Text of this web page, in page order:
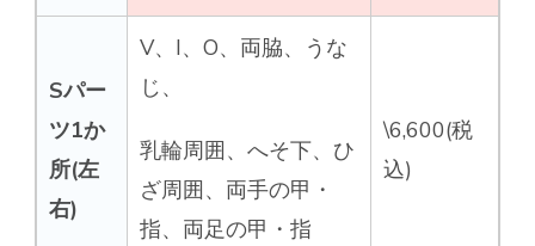
Sパー
ツ1か
所(左
右)
V、I、O、両脇、うな
じ、
乳輪周囲、へそ下、ひ
ざ周囲、両手の甲・
指、両足の甲・指
\6,600(税
込)